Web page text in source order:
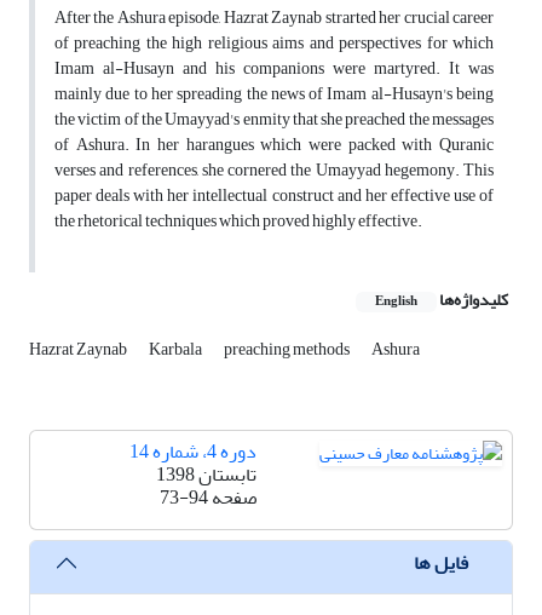
After the Ashura episode, Hazrat Zaynab strarted her crucial career
of preaching the high religious aims and perspectives for which
Imam al-Husayn and his companions were martyred. It was
mainly due to her spreading the news of Imam al-Husayn's being
the victim of the Umayyad's enmity that she preached the messages
of Ashura. In her harangues which were packed with Quranic
verses and references, she cornered the Umayyad hegemony. This
paper deals with her intellectual construct and her effective use of
the rhetorical techniques which proved highly effective.
کلیدواژه‌ها English
Hazrat Zaynab Karbala preaching methods Ashura
دوره 4، شماره 14
تابستان 1398
صفحه73-94
فایل ها